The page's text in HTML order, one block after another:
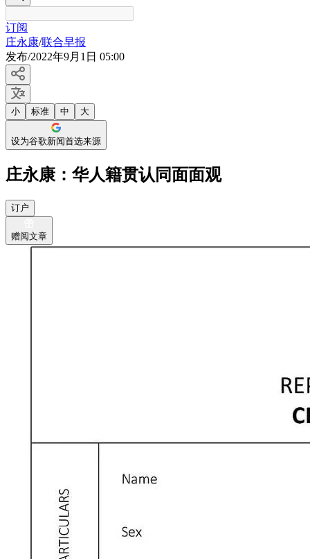
订阅
庄永康/联合早报
发布/2022年9月1日 05:00
小 标准 中 大
设为谷歌新闻首选来源
庄永康：华人籍贯认同面面观
订户
赠阅文章